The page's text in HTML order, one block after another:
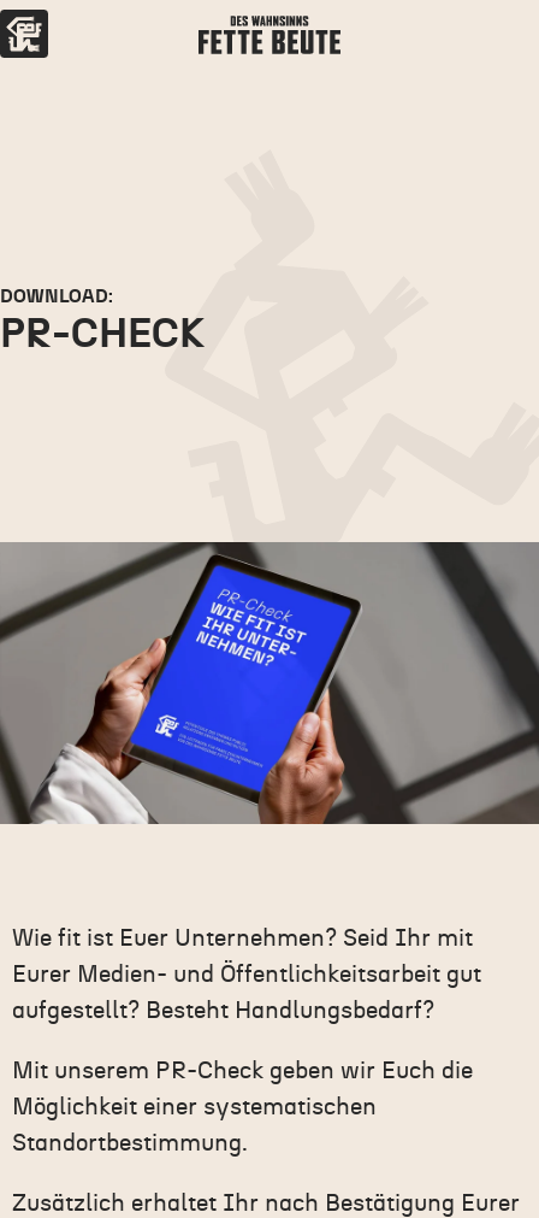
DOWNLOAD:
PR-CHECK
Wie fit ist Euer Unternehmen? Seid Ihr mit
Eurer Medien- und Öffentlichkeitsarbeit gut
aufgestellt? Besteht Handlungsbedarf?
Mit unserem PR-Check geben wir Euch die
Möglichkeit einer systematischen
Standortbestimmung.
Zusätzlich erhaltet Ihr nach Bestätigung Eurer